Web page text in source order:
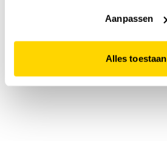
website niet optimaal functioneert.
Aanpassen
Alles toestaan